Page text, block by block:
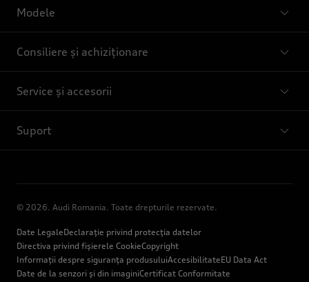
Modele
Consiliere și achiziționare
Service și accesorii
Suport
© 2026. Audi Romania. Toate drepturile rezervate.
Date LegaleDeclarație privind protecția datelor
Directiva privind fișierele CookieCopyright
Informații despre siguranța produsuluiAccesibilitateEU Data Act
Date de la senzori și din imaginiCertificat Conformitate